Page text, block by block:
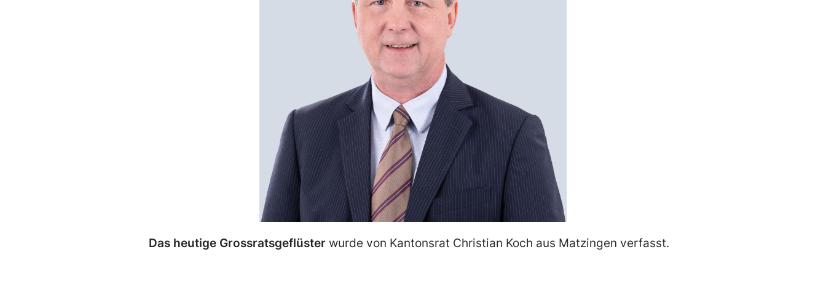
Das heutige Grossratsgeflüster wurde von Kantonsrat Christian Koch aus Matzingen verfasst.